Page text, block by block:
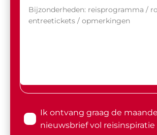
Ik ontvang graag de
nieuwsbrief vol reisinspiratie